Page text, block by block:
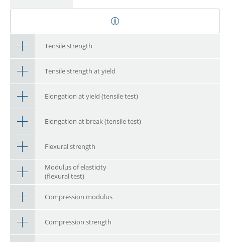
Tensile strength
Tensile strength at yield
Elongation at yield (tensile test)
Elongation at break (tensile test)
Flexural strength
Modulus of elasticity
(flexural test)
Compression modulus
Compression strength